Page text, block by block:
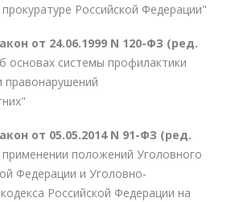
Российской Федерации"
от 24.06.1999 N 120-ФЗ (ред.
основах системы профилактики
правонарушений
от 05.05.2014 N 91-ФЗ (ред.
положений Уголовного
Федерации и Уголовно-
Российской Федерации на